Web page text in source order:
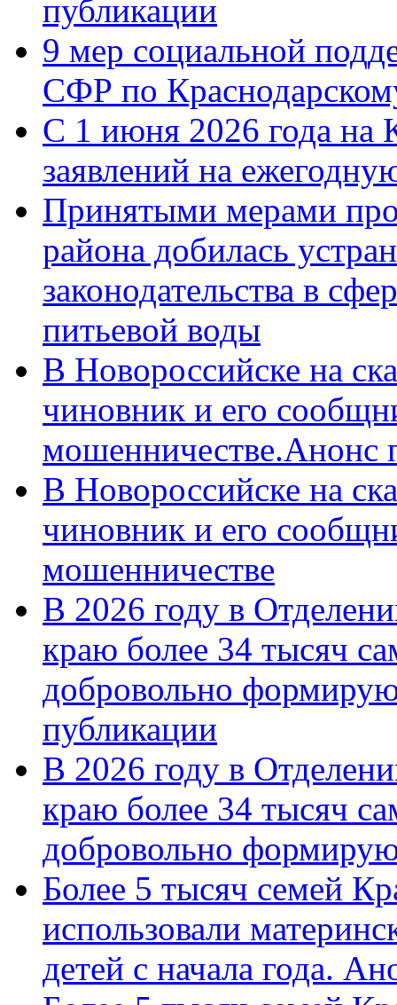
публикации
9 мер социальной
СФР по
С 1 июня 2026 года на
заявлений на
Принятыми мерами
района добилась
законодательства в
питьевой воды
В Новороссийске на
чиновник и его
мошенничестве.Анонс
В Новороссийске на
чиновник и его
мошенничестве
В 2026 году в
краю более 34 тысяч
добровольно
публикации
В 2026 году в
краю более 34 тысяч
добровольно
Более 5 тысяч семей
использовали
детей с начала года.